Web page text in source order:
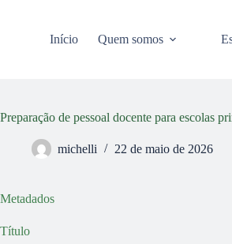
Início Quem somos
Preparação de pessoal docente para escolas
michelli 22 de maio de 2026
Metadados
Título